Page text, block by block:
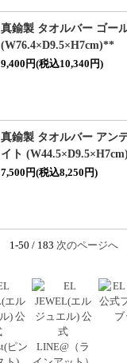
真鍮製 タオルバー ゴー
(W76.4×D9.5×H7cm)**
9,400円(税込10,340円)
真鍮製 タオルバー アン
イト
7,500円(税込8,250円)
1-50 / 183 次のページへ